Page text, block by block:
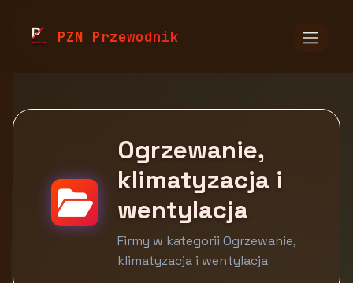
PZN Przewodnik
Ogrzewanie, klimatyzacja i wentylacja
Ogrzewanie,
klimatyzacja i
wentylacja
Firmy w kategorii Ogrzewanie,
klimatyzacja i wentylacja